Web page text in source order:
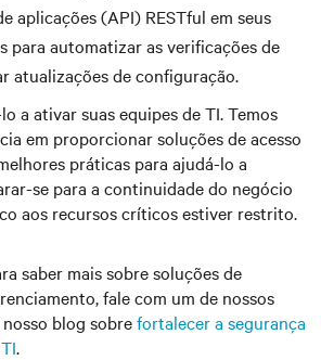
aplicações (API) RESTful em seus
para automatizar as verificações de
atualizações de configuração.
a ativar suas equipes de TI. Temos
em proporcionar soluções de acesso
práticas para ajudá-lo a
se para a continuidade do negócio
aos recursos críticos estiver restrito.
saber mais sobre soluções de
fale com um de nossos
blog sobrefortalecer a segurança
.